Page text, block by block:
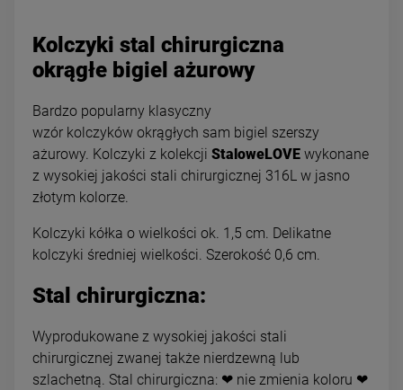
Kolczyki stal chirurgiczna
okrągłe bigiel ażurowy
Bardzo popularny klasyczny
wzór kolczyków okrągłych sam bigiel szerszy
ażurowy. Kolczyki z kolekcji StaloweLOVE wykonane
z wysokiej jakości stali chirurgicznej 316L w jasno
złotym kolorze.
Kolczyki kółka o wielkości ok. 1,5 cm. Delikatne
kolczyki średniej wielkości. Szerokość 0,6 cm.
Stal chirurgiczna:
Wyprodukowane z wysokiej jakości stali
chirurgicznej zwanej także nierdzewną lub
szlachetną. Stal chirurgiczna: ❤ nie zmienia koloru ❤